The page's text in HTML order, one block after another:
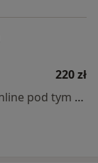
220 zł
Specjalista nie oferuje umawiania online pod tym adresem.